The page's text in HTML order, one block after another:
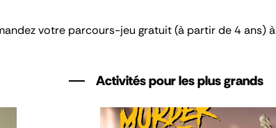
votre parcours-jeu gratuit (à partir de 4 ans) à
Activités pour les plus grands